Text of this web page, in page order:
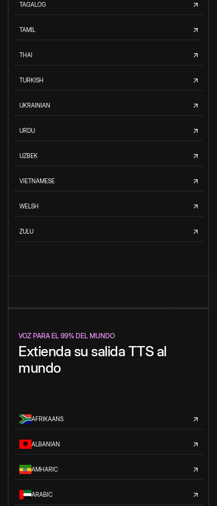
TAGALOG
TAMIL
THAI
TURKISH
UKRAINIAN
URDU
UZBEK
VIETNAMESE
WELSH
ZULU
VOZ PARA EL 99% DEL MUNDO
Extienda su salida TTS al
mundo
AFRIKAANS
ALBANIAN
AMHARIC
ARABIC